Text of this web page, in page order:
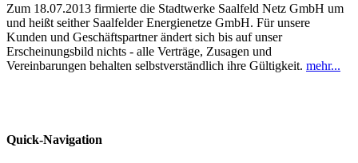
Zum 18.07.2013 firmierte die Stadtwerke Saalfeld Netz GmbH um
und heißt seither Saalfelder Energienetze GmbH. Für unsere
Kunden und Geschäftspartner ändert sich bis auf unser
Erscheinungsbild nichts - alle Verträge, Zusagen und
Vereinbarungen behalten selbstverständlich ihre Gültigkeit. mehr...
Quick-Navigation